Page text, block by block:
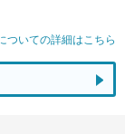
ついての詳細はこちら